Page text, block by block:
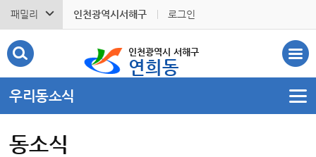
패밀리 인천광역시서해구 로그인
인천광역시 서해구
연희동
우리동소식
동소식